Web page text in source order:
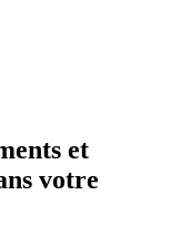
et
votre